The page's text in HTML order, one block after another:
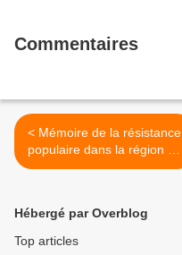
Commentaires
< Mémoire de la résistance
populaire dans la région de
Morlaix: François Bourven,
décembre 43, engagé sur
le Front de Lorient dans les
Hébergé par Overblog
Top articles